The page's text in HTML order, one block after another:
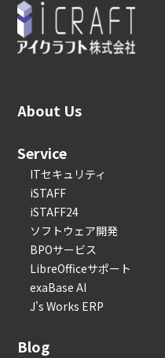
About Us
Service
ITセキュリティ
iSTAFF
iSTAFF24
ソフトウェア開発
BPOサービス
LibreOfficeサポート
exaBase AI
J's Works ERP
Blog